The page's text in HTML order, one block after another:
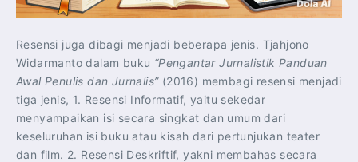
Resensi juga dibagi menjadi beberapa jenis. Tjahjono
Widarmanto dalam buku “Pengantar Jurnalistik Panduan
Awal Penulis dan Jurnalis” (2016) membagi resensi menjadi
tiga jenis, 1. Resensi Informatif, yaitu sekedar
menyampaikan isi secara singkat dan umum dari
keseluruhan isi buku atau kisah dari pertunjukan teater
dan film. 2. Resensi Deskriftif, yakni membahas secara